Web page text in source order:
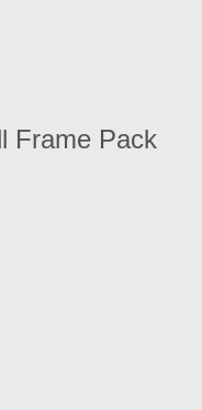
Frame Pack